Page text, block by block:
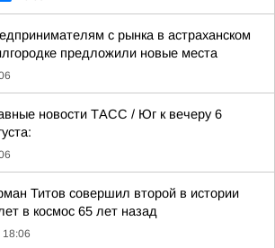
с рынка в астраханском
предложили новые места
новости ТАСС / Юг к вечеру 6
Титов совершил второй в истории
в космос 65 лет назад
18:06